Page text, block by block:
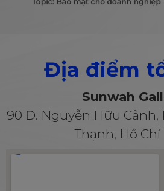
Địa điểm
Sunwah
90 Đ. Nguyễn Hữu Cảnh,
Thạnh, Hồ